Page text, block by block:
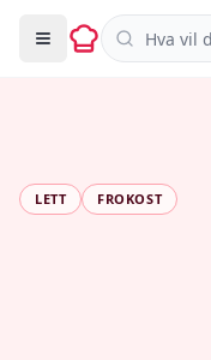
Søk i
LETT FROKOST